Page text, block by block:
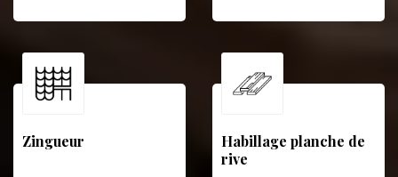
Zingueur
Habillage planche de
rive